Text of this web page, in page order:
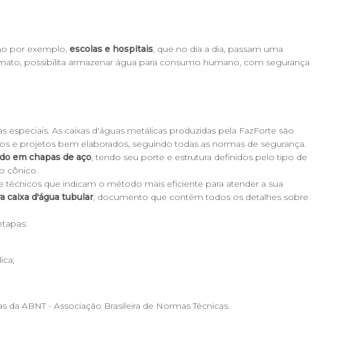
por exemplo, escolas e hospitais, que no dia a dia, passam uma
possibilita armazenar água para consumo humano, com segurança
especiais. As caixas d'águas metálicas produzidas pela FazForte são
e projetos bem elaborados, seguindo todas as normas de segurança.
em chapas de aço, tendo seu porte e estrutura definidos pelo tipo de
cônico.
que indicam o método mais eficiente para atender a sua
caixa d'água tubular, documento que contém todos os detalhes sobre
ABNT - Associação Brasileira de Normas Técnicas.